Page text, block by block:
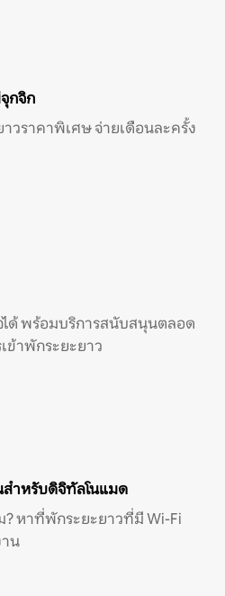
กจิก
วราคาพิเศษ จ่ายเดือนละครั้ง
ได้ พร้อมบริการสนับสนุนตลอด
ข้าพักระยะยาว
ำหรับดิจิทัลโนแมด
? หาที่พักระยะยาวที่มี Wi-Fi
น